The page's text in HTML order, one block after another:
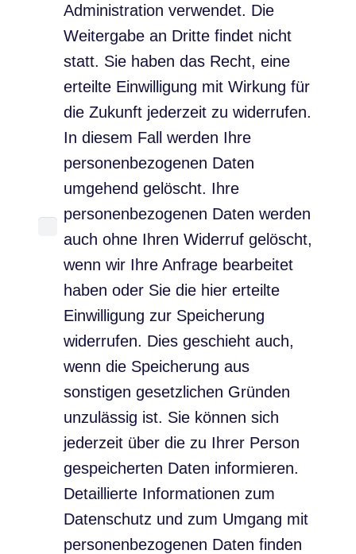
Administration verwendet. Die
Weitergabe an Dritte findet nicht
statt. Sie haben das Recht, eine
erteilte Einwilligung mit Wirkung für
die Zukunft jederzeit zu widerrufen.
In diesem Fall werden Ihre
personenbezogenen Daten
umgehend gelöscht. Ihre
personenbezogenen Daten werden
auch ohne Ihren Widerruf gelöscht,
wenn wir Ihre Anfrage bearbeitet
haben oder Sie die hier erteilte
Einwilligung zur Speicherung
widerrufen. Dies geschieht auch,
wenn die Speicherung aus
sonstigen gesetzlichen Gründen
unzulässig ist. Sie können sich
jederzeit über die zu Ihrer Person
gespeicherten Daten informieren.
Detaillierte Informationen zum
Datenschutz und zum Umgang mit
personenbezogenen Daten finden